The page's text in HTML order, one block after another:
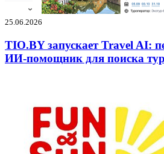
25.06.2026
TIO.BY запускает Travel AI:
ИИ-помощник для поиска